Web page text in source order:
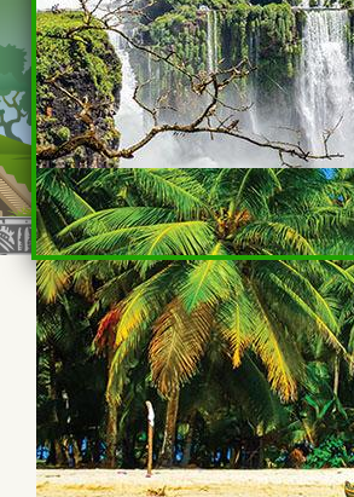
צרו איתנו קשר
שם מלא:*
טלפון:*